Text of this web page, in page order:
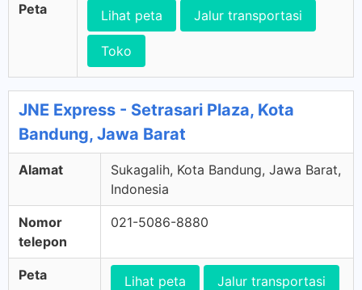
Peta Lihat peta Jalur transportasi
Toko
JNE Express - Setrasari Plaza, Kota
Bandung, Jawa Barat
Alamat
Sukagalih, Kota Bandung, Jawa Barat,
Indonesia
Nomor
telepon
021-5086-8880
Peta Lihat peta Jalur transportasi